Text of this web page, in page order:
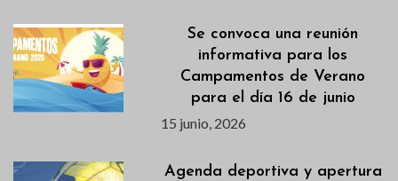
Se convoca una reunión
informativa para los
Campamentos de Verano
para el día 16 de junio
15 junio, 2026
Agenda deportiva y apertura